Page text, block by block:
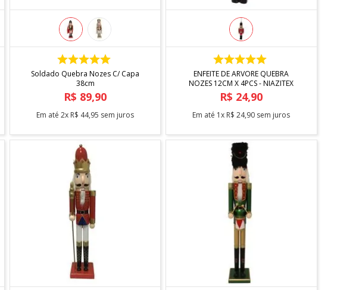
COMPRAR
Soldado Quebra Nozes C/ Capa
38cm
R$ 89,90
Em até2x R$ 44,95 sem juros
COMPRAR
ENFEITE DE ARVORE QUEBRA
NOZES 12CM X 4PCS - NIAZITEX
R$ 24,90
Em até 1x R$ 24,90 sem juros